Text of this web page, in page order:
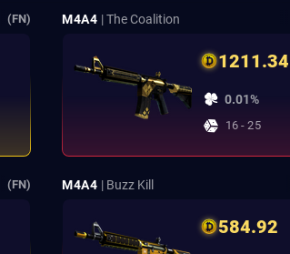
(FN) M4A4 | The Coalition
1211.34
0.01%
16 - 25
(FN) M4A4 | Buzz Kill
584.92